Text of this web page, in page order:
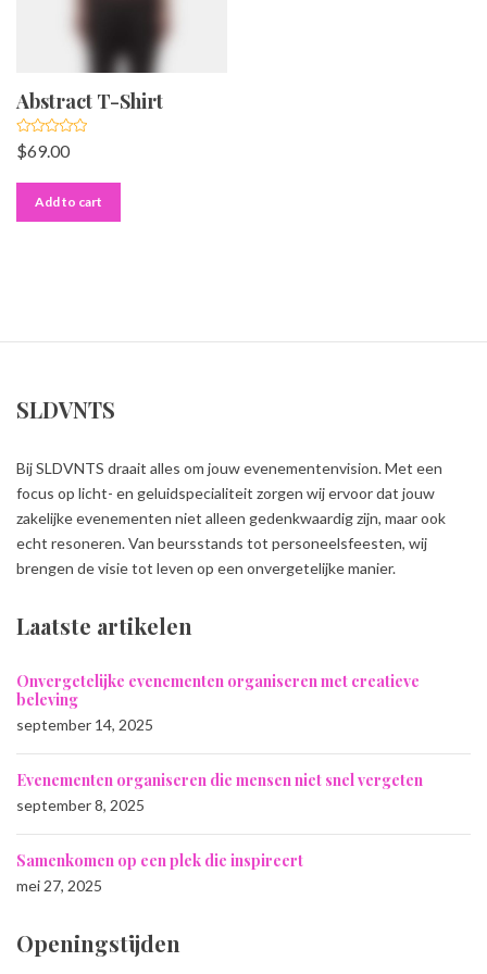
Abstract T-Shirt
R
a
e
o
$69.00
Add to cart
SLDVNTS
Bij SLDVNTS draait alles om jouw evenementenvision. Met een
focus op licht- en geluidspecialiteit zorgen wij ervoor dat jouw
zakelijke evenementen niet alleen gedenkwaardig zijn, maar ook
echt resoneren. Van beursstands tot personeelsfeesten, wij
brengen de visie tot leven op een onvergetelijke manier.
Laatste artikelen
Onvergetelijke evenementen organiseren met creatieve
beleving
september 14, 2025
Evenementen organiseren die mensen niet snel vergeten
september 8, 2025
Samenkomen op een plek die inspireert
mei 27, 2025
Openingstijden